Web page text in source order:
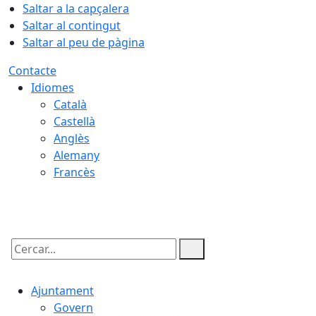
Saltar a la capçalera
Saltar al contingut
Saltar al peu de pàgina
Contacte
Idiomes
Català
Castellà
Anglès
Alemany
Francès
Cercar:
Ajuntament
Govern